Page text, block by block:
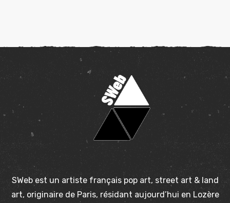
SWeb est un artiste français pop art, street art & land
art, originaire de Paris, résidant aujourd’hui en Lozère